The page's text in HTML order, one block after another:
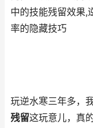
中的技能残留效果,
率的隐藏技巧
玩逆水寒三年多，
残留这玩意儿，真